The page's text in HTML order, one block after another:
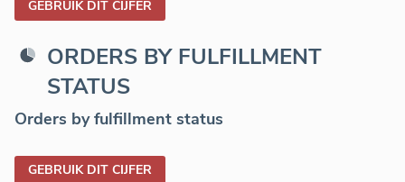
GEBRUIK DIT CIJFER
ORDERS BY FULFILLMENT
STATUS
Orders by fulfillment status
GEBRUIK DIT CIJFER